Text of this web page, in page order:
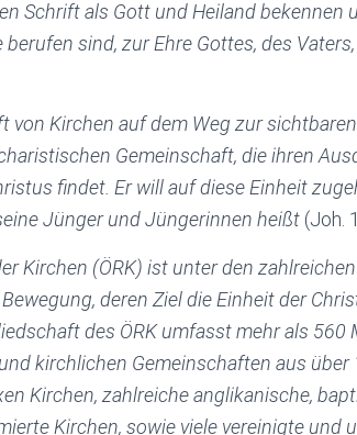
Schrift als Gott und Heiland bekennen
sind, zur Ehre Gottes, des
von Kirchen auf dem Weg zur
Gemeinschaft, die ihren
findet. Er will auf diese Einheit
Jünger und Jüngerinnen heißt (Joh.
Kirchen (ÖRK) ist unter den
deren Ziel die Einheit der
des ÖRK umfasst mehr als 560
kirchlichen Gemeinschaften aus über
Kirchen, zahlreiche anglikanische,
Kirchen, sowie viele vereinigte und